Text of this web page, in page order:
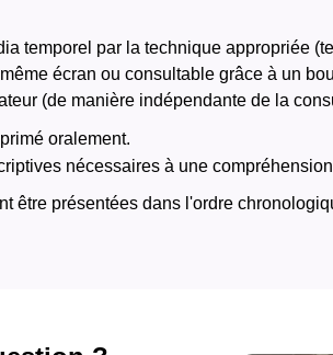
temporel par la technique appropriée
écran ou consultable grâce à un
(de manière indépendante de la
oralement.
nécessaires à une
être présentées dans l'ordre